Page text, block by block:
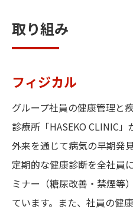
取り組み
フィジカル
グループ社員の健康管理と
診療所「HASEKO CLINIC
外来を通じて病気の早期発
定期的な健康診断を全社員
ミナー（糖尿改善・禁煙等
ています。また、社員の健